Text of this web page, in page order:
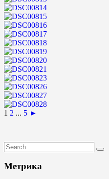
1 2 ... 5 ►
Метрика